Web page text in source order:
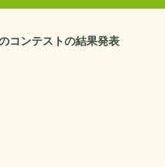
コンテストの結果発表